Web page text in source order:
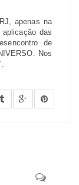
apenas na
das
de
Nos